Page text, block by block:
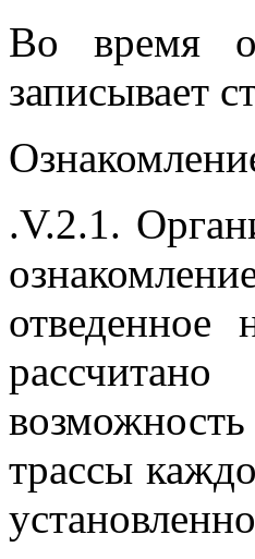
Во время
записывает
.V.2.1.
отведенное
трассы